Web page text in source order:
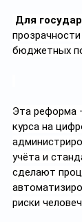
Для
бюджетных
Эта реформа
курса на
учёта и
сделают
риски